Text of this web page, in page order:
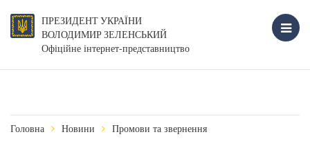
ПРЕЗИДЕНТ УКРАЇНИ
ВОЛОДИМИР ЗЕЛЕНСЬКИЙ
Офіційне інтернет-представництво
Головна Новини Промови та звернення